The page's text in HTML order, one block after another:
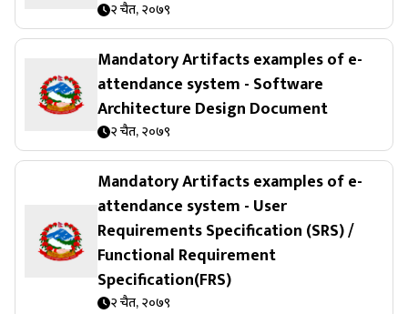
२ चैत, २०७९
Mandatory Artifacts examples of e-
attendance system - Software
Architecture Design Document
२ चैत, २०७९
Mandatory Artifacts examples of e-
attendance system - User
Requirements Specification (SRS) /
Functional Requirement
Specification(FRS)
२ चैत, २०७९